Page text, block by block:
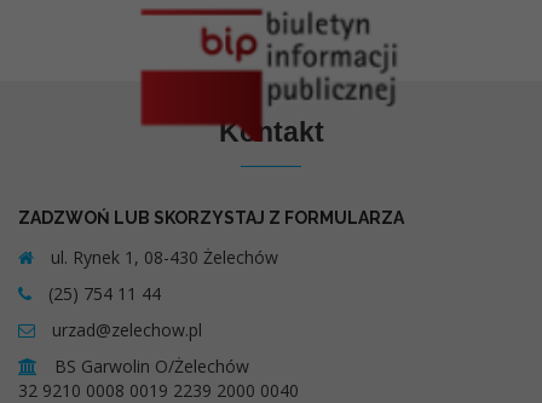
Kontakt
ZADZWOŃ LUB SKORZYSTAJ Z FORMULARZA
ul. Rynek 1, 08-430 Żelechów
(25) 754 11 44
urzad@zelechow.pl
BS Garwolin O/Żelechów
32 9210 0008 0019 2239 2000 0040